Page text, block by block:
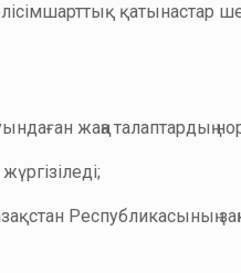
қатынастар
жаңа талаптардың
Республикасының